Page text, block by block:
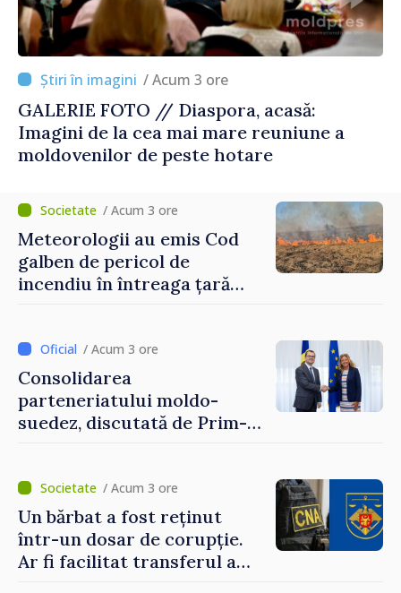
/ Acum 3 ore
GALERIE FOTO // Diaspora, acasă:
Imagini de la cea mai mare reuniune a
moldovenilor de peste hotare
/ Acum 3 ore
Meteorologii au emis Cod
galben de pericol de
incendiu în întreaga țară
/ Acum 3 ore
Consolidarea
parteneriatului moldo-
suedez, discutată de Prim-
Petra Lärke/ Acum 3 ore
Un bărbat a fost reținut
într-un dosar de corupție.
Ar fi facilitat transferul a